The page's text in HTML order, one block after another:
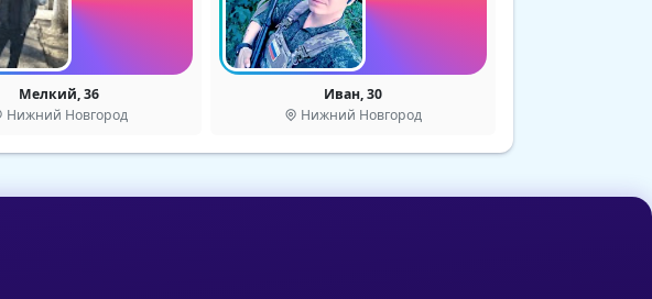
Мелкий, 36
Нижний Новгород
Иван, 30
Нижний Новгород